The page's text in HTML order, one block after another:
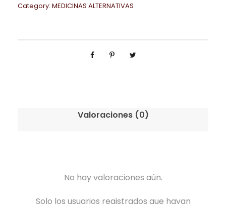
Category: MEDICINAS ALTERNATIVAS
Valoraciones (0)
No hay valoraciones aún.
Solo los usuarios registrados que hayan